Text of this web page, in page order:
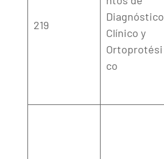
219
Diagnóstico
Clínico y
Ortoprotési
co